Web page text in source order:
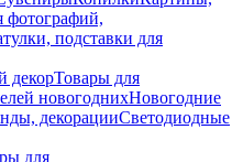
фотографий,
подставки для
декорТовары для
новогоднихНовогодние
декорацииСветодиодные
для